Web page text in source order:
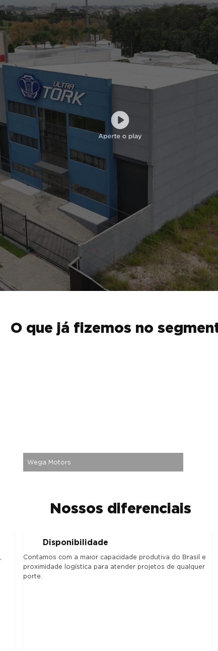
O que já fizemos no
Wega Motors
Nossos diferenciais
Disponibilidade
Contamos com a maior capacidade produtiva do Brasil e
proximidade logística para atender projetos de qualquer
porte.